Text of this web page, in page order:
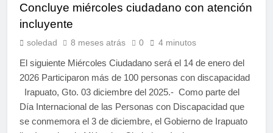
Concluye miércoles ciudadano con atención
incluyente
soledad 8 meses atrás 0 4 minutos
El siguiente Miércoles Ciudadano será el 14 de enero del
2026 Participaron más de 100 personas con discapacidad
Irapuato, Gto. 03 diciembre del 2025.- Como parte del
Día Internacional de las Personas con Discapacidad que
se conmemora el 3 de diciembre, el Gobierno de Irapuato